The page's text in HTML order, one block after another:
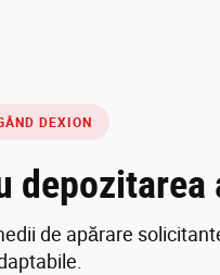
DEXION
depozitarea
de apărare